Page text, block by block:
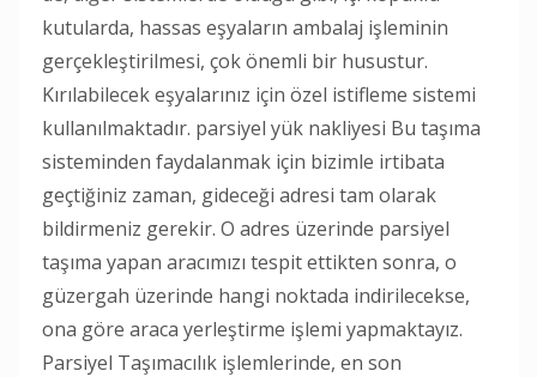
kutularda, hassas eşyaların ambalaj işleminin
gerçekleştirilmesi, çok önemli bir husustur.
Kırılabilecek eşyalarınız için özel istifleme sistemi
kullanılmaktadır. parsiyel yük nakliyesi Bu taşıma
sisteminden faydalanmak için bizimle irtibata
geçtiğiniz zaman, gideceği adresi tam olarak
bildirmeniz gerekir. O adres üzerinde parsiyel
taşıma yapan aracımızı tespit ettikten sonra, o
güzergah üzerinde hangi noktada indirilecekse,
ona göre araca yerleştirme işlemi yapmaktayız.
Parsiyel Taşımacılık işlemlerinde, en son